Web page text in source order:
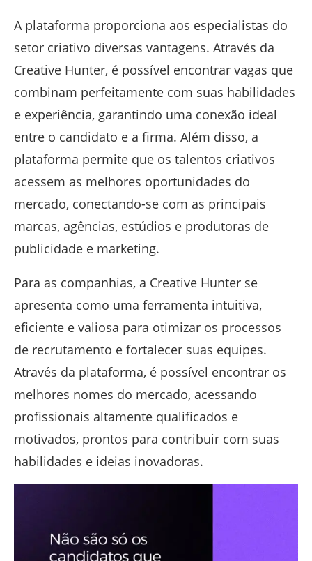
A plataforma proporciona aos especialistas do
setor criativo diversas vantagens. Através da
Creative Hunter, é possível encontrar vagas que
combinam perfeitamente com suas habilidades
e experiência, garantindo uma conexão ideal
entre o candidato e a firma. Além disso, a
plataforma permite que os talentos criativos
acessem as melhores oportunidades do
mercado, conectando-se com as principais
marcas, agências, estúdios e produtoras de
publicidade e marketing.
Para as companhias, a Creative Hunter se
apresenta como uma ferramenta intuitiva,
eficiente e valiosa para otimizar os processos
de recrutamento e fortalecer suas equipes.
Através da plataforma, é possível encontrar os
melhores nomes do mercado, acessando
profissionais altamente qualificados e
motivados, prontos para contribuir com suas
habilidades e ideias inovadoras.